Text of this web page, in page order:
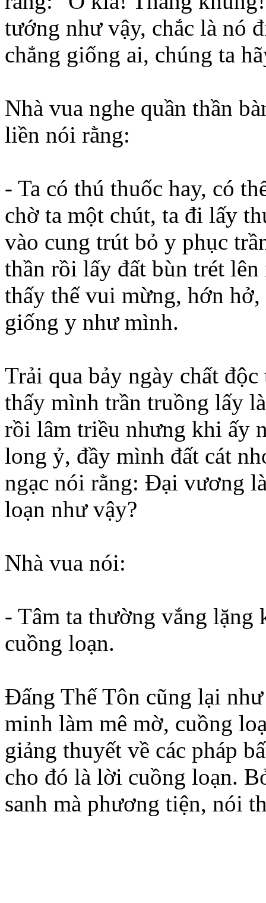
tướng như vậy, chắc là nó
chẳng giống ai, chúng ta
Nhà vua nghe quần thần
liền nói rằng:
- Ta có thú thuốc hay, có
chờ ta một chút, ta đi lấy
vào cung trút bỏ y phục
thần rồi lấy đất bùn trét
thấy thế vui mừng, hớn
giống y như mình.
Trải qua bảy ngày chất
thấy mình trần truồng lấy
rồi lâm triều nhưng khi ấy
long ỷ, đầy mình đất cát
ngạc nói rằng: Đại vương
loạn như vậy?
Nhà vua nói:
- Tâm ta thường vắng
cuồng loạn.
Đấng Thế Tôn cũng lại
minh làm mê mờ, cuồng
giảng thuyết về các pháp
cho đó là lời cuồng loạn.
sanh mà phương tiện, nói